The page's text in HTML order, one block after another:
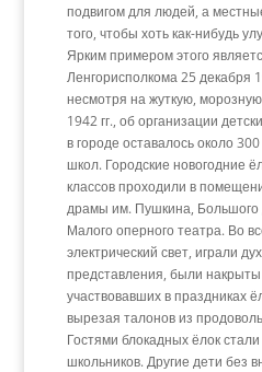
подвигом для людей, а
того, чтобы хоть как-нибудь
Ярким примером этого
Ленгорисполкома 25 декабря
несмотря на жуткую,
1942 гг., об организации
в городе оставалось около
школ. Городские новогодние
классов проходили в
драмы им. Пушкина, Большого
Малого оперного театра. Во
электрический свет, играли
представления, были
участвовавших в праздниках
вырезая талонов из
Гостями блокадных ёлок
школьников. Другие дети без